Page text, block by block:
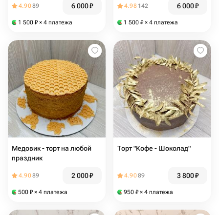
4.9089 6 000₽
1 500 ₽ × 4 платежа
4.98 142 6 000₽
1 500 ₽ × 4 платежа
Медовик - торт на любой
праздник
4.9089 2 000₽
500 ₽ × 4 платежа
Торт "Кофе - Шоколад"
4.9089 3 800₽
950 ₽ × 4 платежа